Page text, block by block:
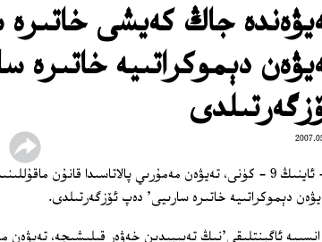
جاڭ كەيشى
دېموكراتىيە خاتىرە
5 ‏- ئاينىڭ 9 ‏- كۈنى، تەيۋەن مەمۇرىي پالاتاسىدا قانۇن
دېموكراتىيە خاتىرە سارىيى' دەپ ئۆزگەرتىلدى.
ئاگېنتلىقى'نىڭ تەيبېيدىن خەۋەر قىلىشىچە، تەيۋەن